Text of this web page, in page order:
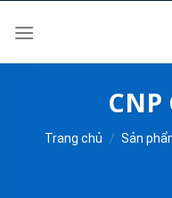
CNP
Trang chủ / Sản